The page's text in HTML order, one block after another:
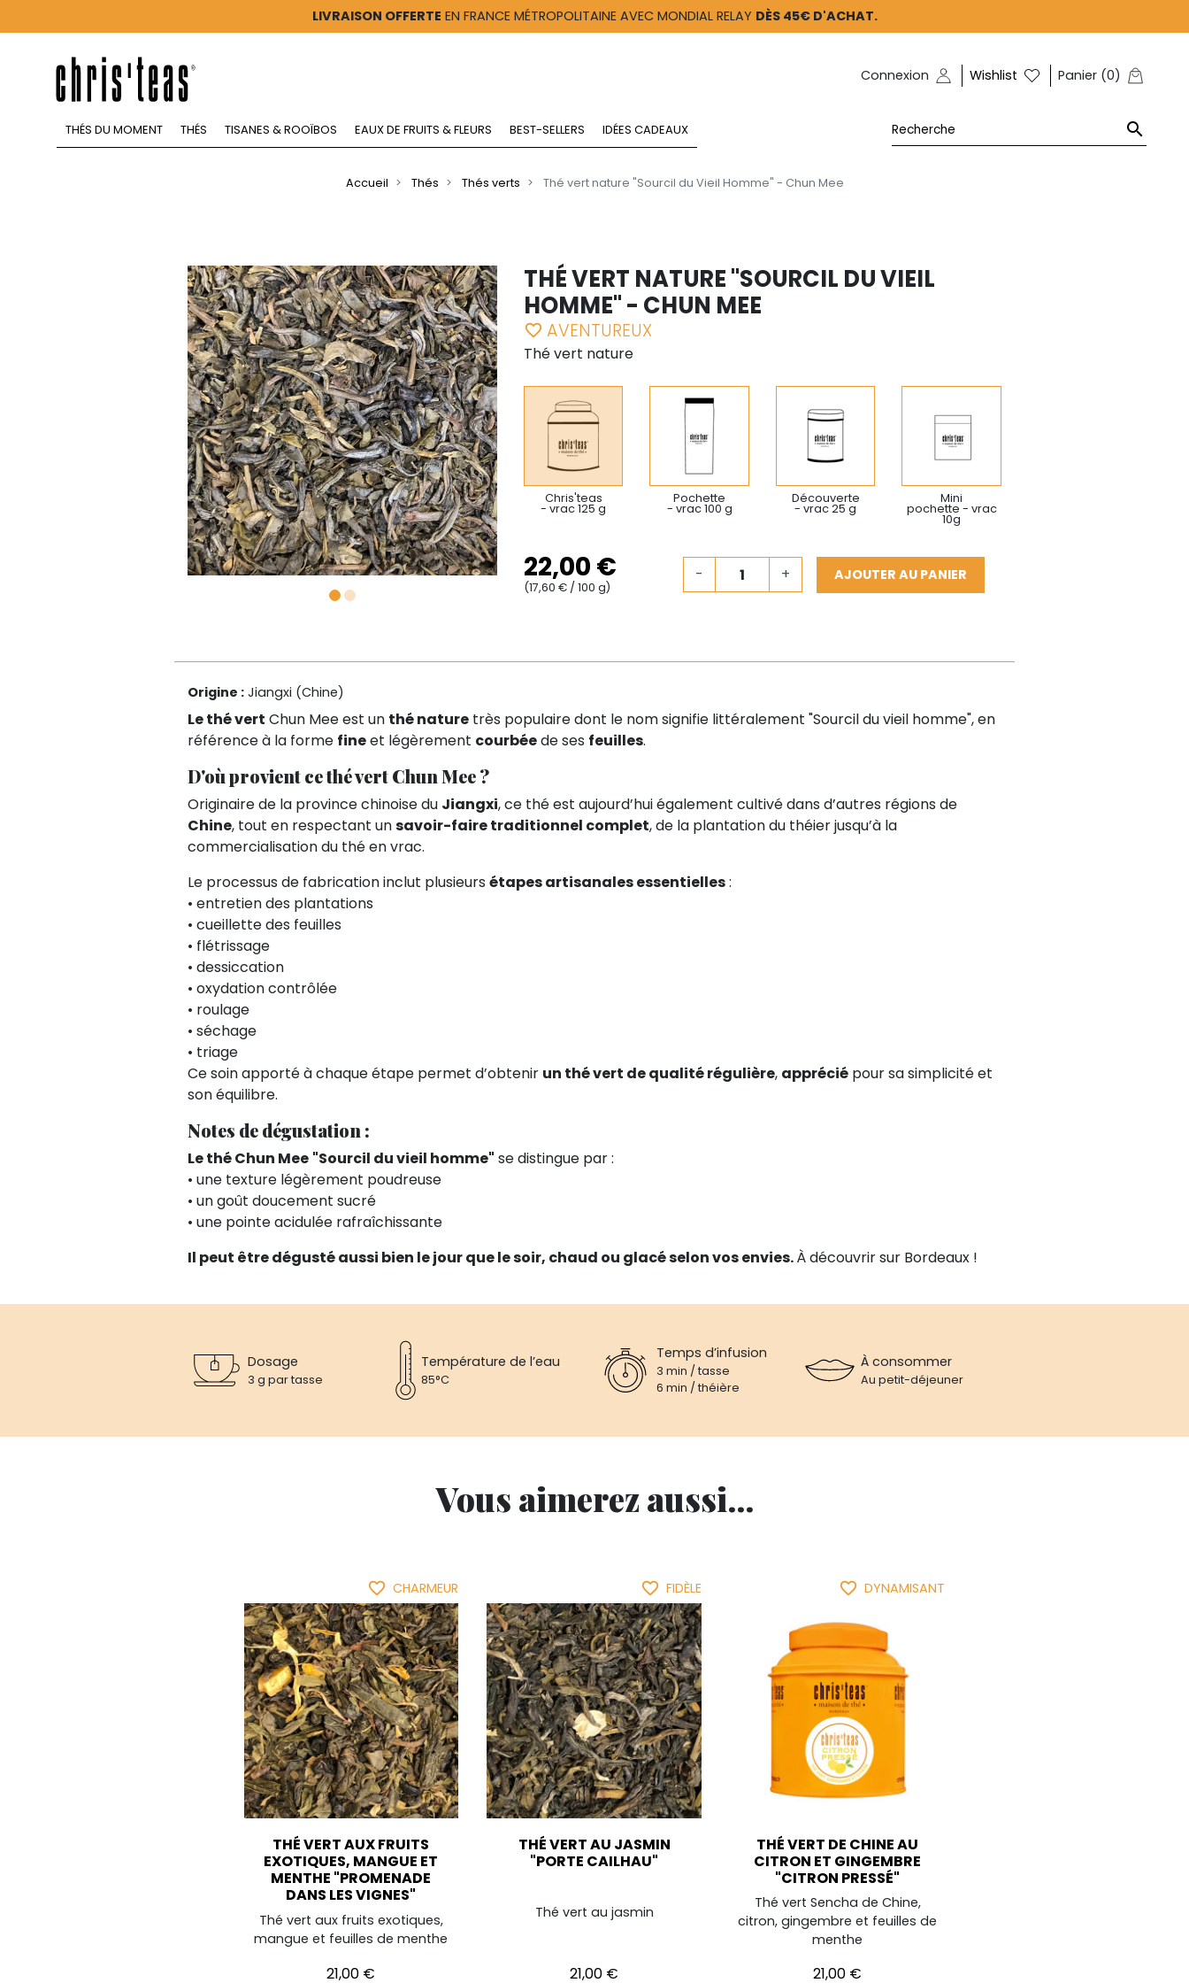
LIVRAISON OFFERTE EN FRANCE MÉTROPOLITAINE AVEC MONDIAL RELAY DÈS 45€ D'ACHAT.
Connexion Wishlist Panier (0)
THÉS DU MOMENT THÉS TISANES & ROOÏBOS EAUX DE FRUITS & FLEURS BEST-SELLERS IDÉES CADEAUX 
Accueil Thés Thés verts Thé vert nature "Sourcil du Vieil Homme" - Chun Mee
THÉ VERT NATURE "SOURCIL DU VIEIL
HOMME" - CHUN MEE
favorite_border AVENTUREUX
Thé vert nature
Chris'teas
- vrac 125 g
Pochette
- vrac 100 g
Découverte
- vrac 25 g
Mini
pochette - vrac
10g
22,00 €
(17,60 € / 100 g)
- + AJOUTER AU PANIER
Origine : Jiangxi (Chine)
Le thé vert Chun Mee est un thé nature très populaire dont le nom signifie littéralement "Sourcil du vieil homme", en
référence à la forme fineet légèrement courbéede ses feuilles.
D'où provient ce thé vert Chun Mee ?
Originaire de la province chinoise du Jiangxi, ce thé est aujourd’hui également cultivé dans d’autres régions de
Chine, tout en respectant unsavoir-faire traditionnel complet, de la plantation du théier jusqu’à la
commercialisation du thé en vrac.
Le processus de fabrication inclut plusieurs étapes artisanales essentielles:
• entretien des plantations
• cueillette des feuilles
• flétrissage
• dessiccation
• oxydation contrôlée
• roulage
• séchage
• triage
Ce soin apporté à chaque étape permet d’obtenir un thé vert de qualité régulière, apprécié pour sa simplicité et
son équilibre.
Notes de dégustation :
Le thé Chun Mee "Sourcil du vieil homme" se distingue par :
• une texture légèrement poudreuse
• un goût doucement sucré
• une pointe acidulée rafraîchissante
Il peut être dégusté aussi bien le jour que le soir, chaud ou glacé selon vos envies.À découvrir sur Bordeaux !
Dosage
3 g par tasse
Température de l’eau
85°C
Temps d’infusion
3 min / tasse
6 min / théière
À consommer
Au petit-déjeuner
Vous aimerez aussi...
favorite_border CHARMEUR
THÉ VERT AUX FRUITS
EXOTIQUES, MANGUE ET
MENTHE "PROMENADE
DANS LES VIGNES"
Thé vert aux fruits exotiques,
mangue et feuilles de menthe
Prix
21,00 €
favorite_border FIDÈLE
THÉ VERT AU JASMIN
"PORTE CAILHAU"
Thé vert au jasmin
Prix
21,00 €
favorite_border DYNAMISANT
THÉ VERT DE CHINE AU
CITRON ET GINGEMBRE
"CITRON PRESSÉ"
Thé vert Sencha de Chine,
citron, gingembre et feuilles de
menthe
Prix
21,00 €